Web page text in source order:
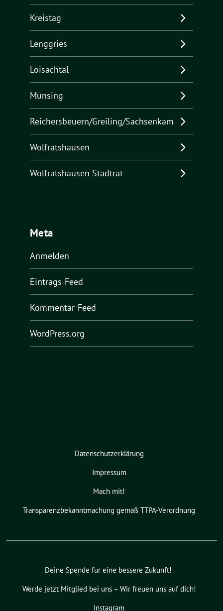
Kreistag
Lenggries
Loisachtal
Münsing
Reichersbeuern/Greiling/Sachsenkam
Wolfratshausen
Wolfratshausen Stadtrat
Meta
Anmelden
Eintrags-Feed
Kommentar-Feed
WordPress.org
Datenschutzerklärung
Impressum
Mach mit!
Transparenzbekanntmachung gemäß TTPA-Verordnung
Deine Spende für eine bessere Zukunft!
Werde jetzt Mitglied bei uns – Wir freuen uns auf dich!
Instagram